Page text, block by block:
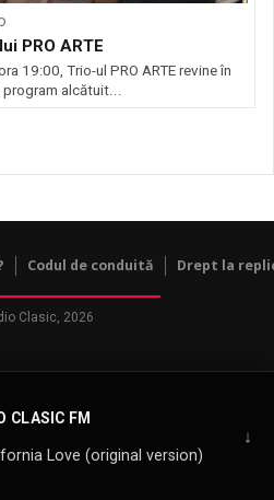
CLASIC FM
Love (original version)
↓
PRO ARTE
19:00, Trio-ul PRO ARTE revine în
program alcătuit...
Codul de conduită Drept la
Clasic, 2026